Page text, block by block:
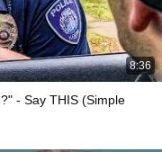
8:36
- Say THIS (Simple